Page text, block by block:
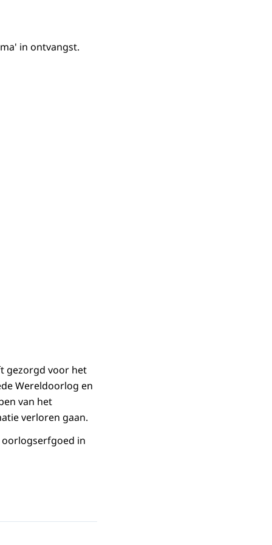
in ontvangst.
gezorgd voor het
Wereldoorlog en
van het
verloren gaan.
in